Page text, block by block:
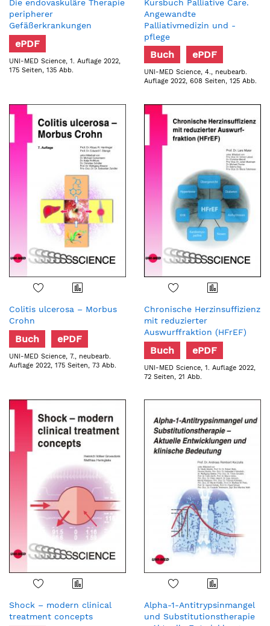
Die endovaskuläre Therapie
peripherer
Gefäßerkrankungen
ePDF
UNI-MED Science, 1. Auflage 2022,
175 Seiten, 135 Abb.
Kursbuch Palliative Care.
Angewandte
Palliativmedizin und -
pflege
Buch ePDF
UNI-MED Science, 4., neubearb.
Auflage 2022, 608 Seiten, 125 Abb.
Colitis ulcerosa – Morbus
Crohn
Buch ePDF
UNI-MED Science, 7., neubearb.
Auflage 2022, 175 Seiten, 73 Abb.
Chronische Herzinsuffizienz
mit reduzierter
Auswurffraktion (HFrEF)
Buch ePDF
UNI-MED Science, 1. Auflage 2022,
72 Seiten, 21 Abb.
Shock – modern clinical
treatment concepts
Alpha-1-Antitrypsinmangel
und Substitutionstherapie